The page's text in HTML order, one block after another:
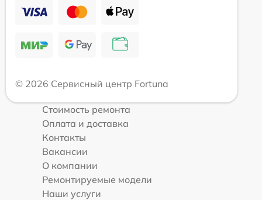
© 2026 Сервисный центр Fortuna
Стоимость ремонта
Оплата и доставка
Контакты
Вакансии
О компании
Ремонтируемые модели
Наши услуги